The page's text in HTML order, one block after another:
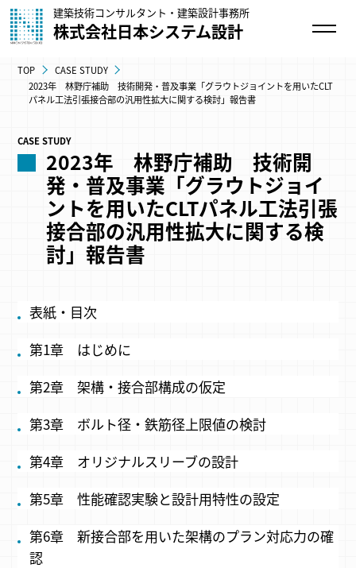
建築技術コンサルタント・建築設計事務所
株式会社日本システム設計
TOP
CASE STUDY
2023年 林野庁補助 技術開発・普及事業「グラウトジョイントを用いたCLT
パネル工法引張接合部の汎用性拡大に関する検討」報告書
CASE STUDY
2023年 林野庁補助 技術開
発・普及事業「グラウトジョイ
ントを用いたCLTパネル工法引張
接合部の汎用性拡大に関する検
討」報告書
​表紙・目次
第1章 はじめに
第2章 架構・接合部構成の仮定
第3章 ボルト径・鉄筋径上限値の検討
第4章 オリジナルスリーブの設計
第5章 性能確認実験と設計用特性の設定
第6章 新接合部を用いた架構のプラン対応力の確
認